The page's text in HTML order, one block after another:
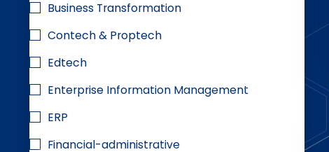
Business Transformation
Contech & Proptech
Edtech
Enterprise Information Management
ERP
Financial-administrative